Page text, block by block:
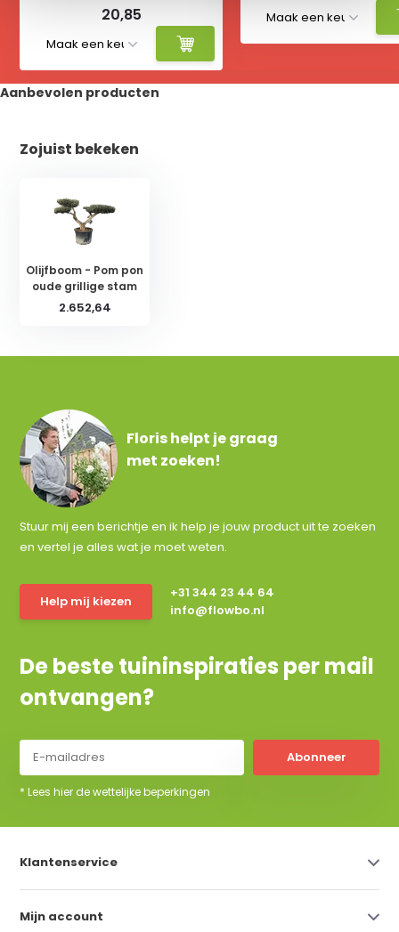
krammen
20,85
Aanbevolen producten
Zojuist bekeken
Olijfboom - Pom pon
oude grillige stam
2.652,64
Floris helpt je graag
met zoeken!
Stuur mij een berichtje en ik help je jouw product uit te zoeken
en vertel je alles wat je moet weten.
Help mij kiezen
+31 344 23 44 64
info@flowbo.nl
De beste tuininspiraties per mail
ontvangen?
Abonneer
* Lees hier de wettelijke beperkingen
Klantenservice
Mijn account